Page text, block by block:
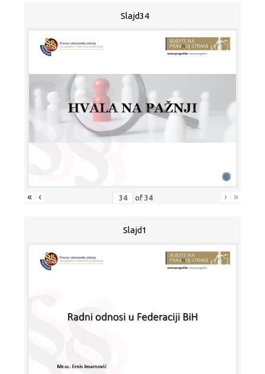
Slajd34
« ‹ of 34 › »
Slajd1